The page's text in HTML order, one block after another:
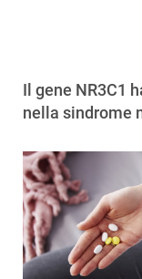
Il gene NR3C1
nella sindrome